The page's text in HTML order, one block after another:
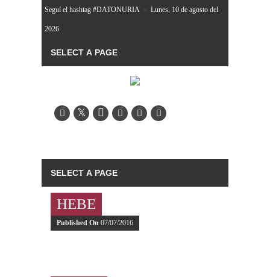
Seguí el hashtag #DATONURIA » Lunes, 10 de agosto del
2026
HEBE
Published On 07/07/2016